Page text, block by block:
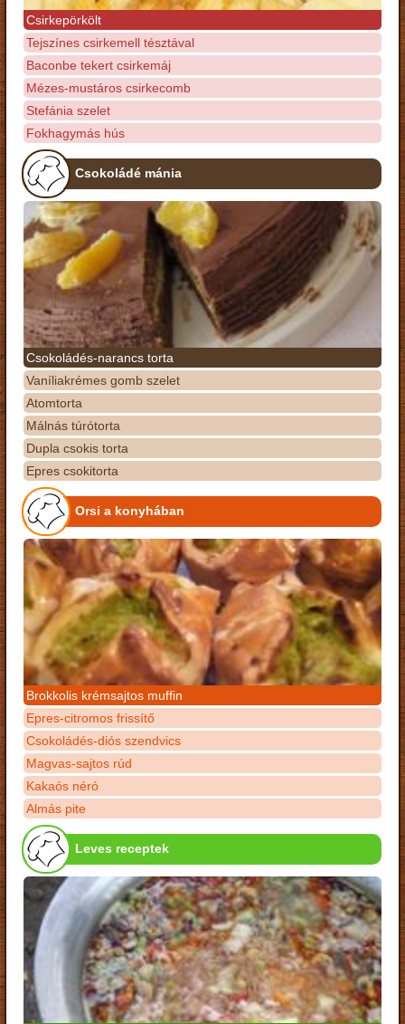
Csirkepörkölt
Tejszínes csirkemell tésztával
Baconbe tekert csirkemáj
Mézes-mustáros csirkecomb
Stefánia szelet
Fokhagymás hús
Csokoládé mánia
Csokoládés-narancs torta
Vaníliakrémes gomb szelet
Atomtorta
Málnás túrótorta
Dupla csokis torta
Epres csokitorta
Orsi a konyhában
Brokkolis krémsajtos muffin
Epres-citromos frissítő
Csokoládés-diós szendvics
Magvas-sajtos rúd
Kakaós néró
Almás pite
Leves receptek